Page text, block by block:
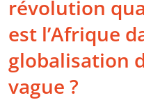
révolution
est l’Afrique
globalisation
vague ?